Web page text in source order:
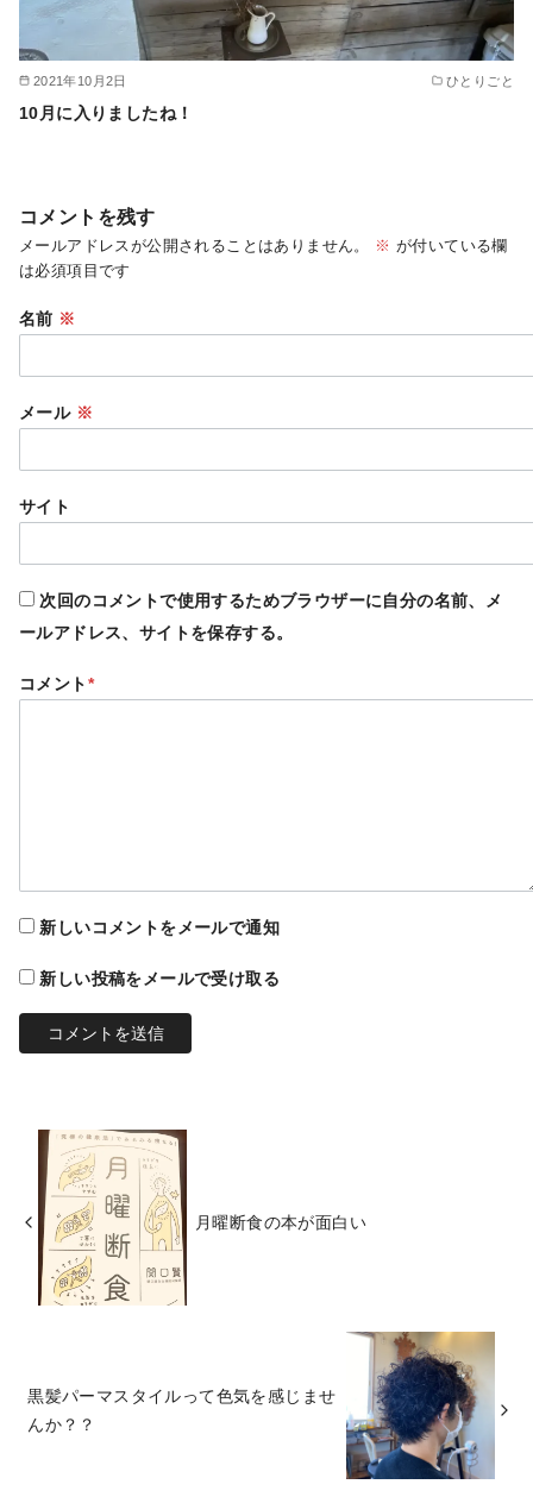
2021年10月2日 ひとりごと
10月に入りましたね！
コメントを残す
メールアドレスが公開されることはありません。 ※ が付いている欄
は必須項目です
名前 ※
メール ※
サイト
次回のコメントで使用するためブラウザーに自分の名前、メ
ールアドレス、サイトを保存する。
コメント*
新しいコメントをメールで通知
新しい投稿をメールで受け取る
月曜断食の本が面白い
黒髪パーマスタイルって色気を感じませ
んか？？